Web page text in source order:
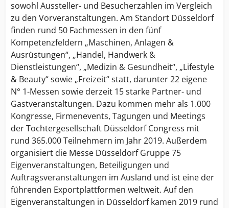
sowohl Aussteller- und Besucherzahlen im Vergleich
zu den Vorveranstaltungen. Am Standort Düsseldorf
finden rund 50 Fachmessen in den fünf
Kompetenzfeldern „Maschinen, Anlagen &
Ausrüstungen“, „Handel, Handwerk &
Dienstleistungen“, „Medizin & Gesundheit“, „Lifestyle
& Beauty“ sowie „Freizeit“ statt, darunter 22 eigene
N° 1-Messen sowie derzeit 15 starke Partner- und
Gastveranstaltungen. Dazu kommen mehr als 1.000
Kongresse, Firmenevents, Tagungen und Meetings
der Tochtergesellschaft Düsseldorf Congress mit
rund 365.000 Teilnehmern im Jahr 2019. Außerdem
organisiert die Messe Düsseldorf Gruppe 75
Eigenveranstaltungen, Beteiligungen und
Auftragsveranstaltungen im Ausland und ist eine der
führenden Exportplattformen weltweit. Auf den
Eigenveranstaltungen in Düsseldorf kamen 2019 rund